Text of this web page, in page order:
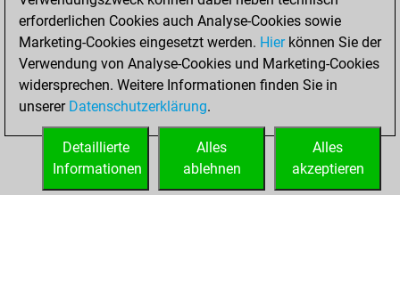
your Fritz account
Fritz
You
played 2 bullet
games
Play
You scored +0
=0 -2 in bullet
erforderlichen Cookies auch Analyse-Cookies sowie
Marketing-Cookies eingesetzt werden. Hierkönnen Sie der
Verwendung von Analyse-Cookies und Marketing-Cookies
widersprechen. Weitere Informationen finden Sie in
unserer Datenschutzerklärung.
Alles
akzeptieren
Alles
ablehnen
Detaillierte
Informationen